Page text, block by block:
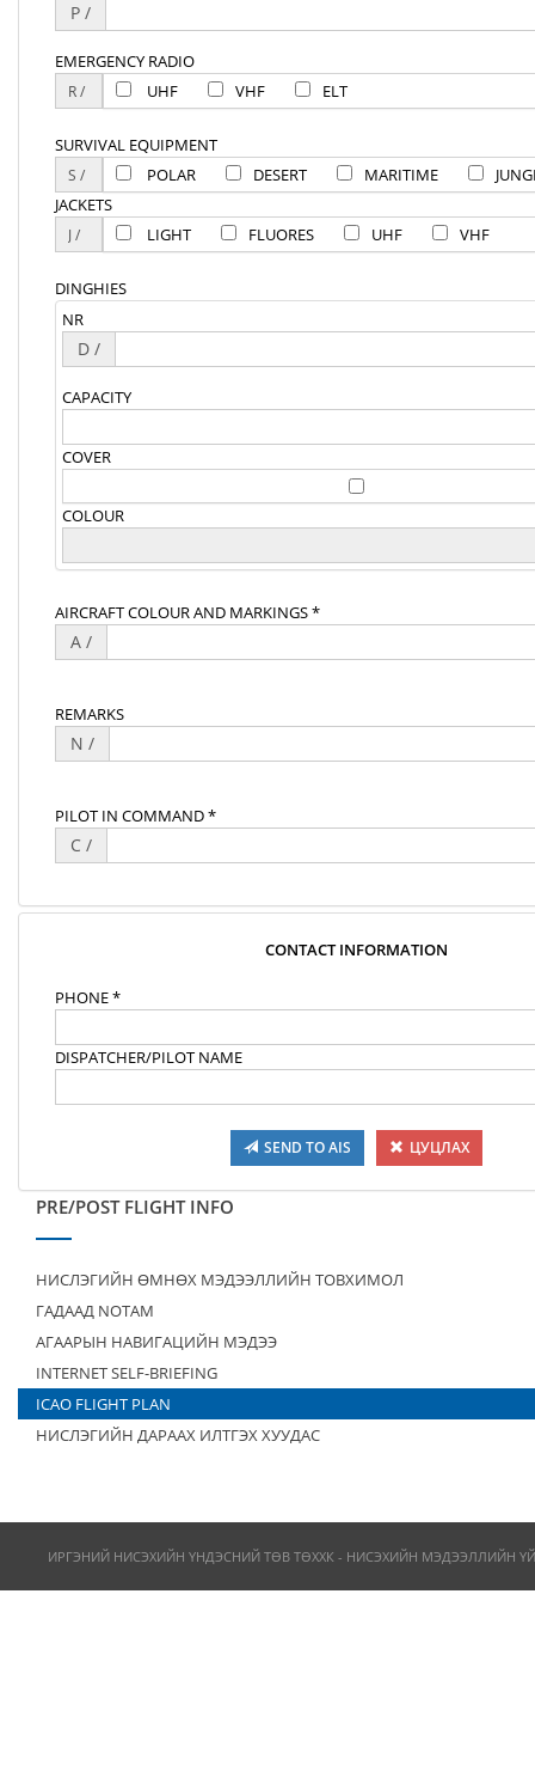
P /
EMERGENCY RADIO
UHF
VHF ELT
SURVIVAL EQUIPMENT
POLAR
DESERT MARITIME
JACKETS
LIGHT
FLUORES UHF VHF
DINGHIES
NR
D /
CAPACITY
COVER
COLOUR
AIRCRAFT COLOUR AND MARKINGS *
A /
REMARKS
N /
PILOT IN COMMAND *
C /
CONTACT INFORMATION
PHONE *
DISPATCHER/PILOT NAME
SEND TO AIS ЦУЦЛАХ
PRE/POST FLIGHT INFO
НИСЛЭГИЙН ӨМНӨХ МЭДЭЭЛЛИЙН ТОВХИМОЛ
ГАДААД NOTAM
АГААРЫН НАВИГАЦИЙН МЭДЭЭ
INTERNET SELF-BRIEFING
ICAO FLIGHT PLAN
НИСЛЭГИЙН ДАРААХ ИЛТГЭХ ХУУДАС
ИРГЭНИЙ НИСЭХИЙН ҮНДЭСНИЙ ТӨВ ТӨХХК - НИСЭХИЙН МЭДЭЭЛЛИЙН